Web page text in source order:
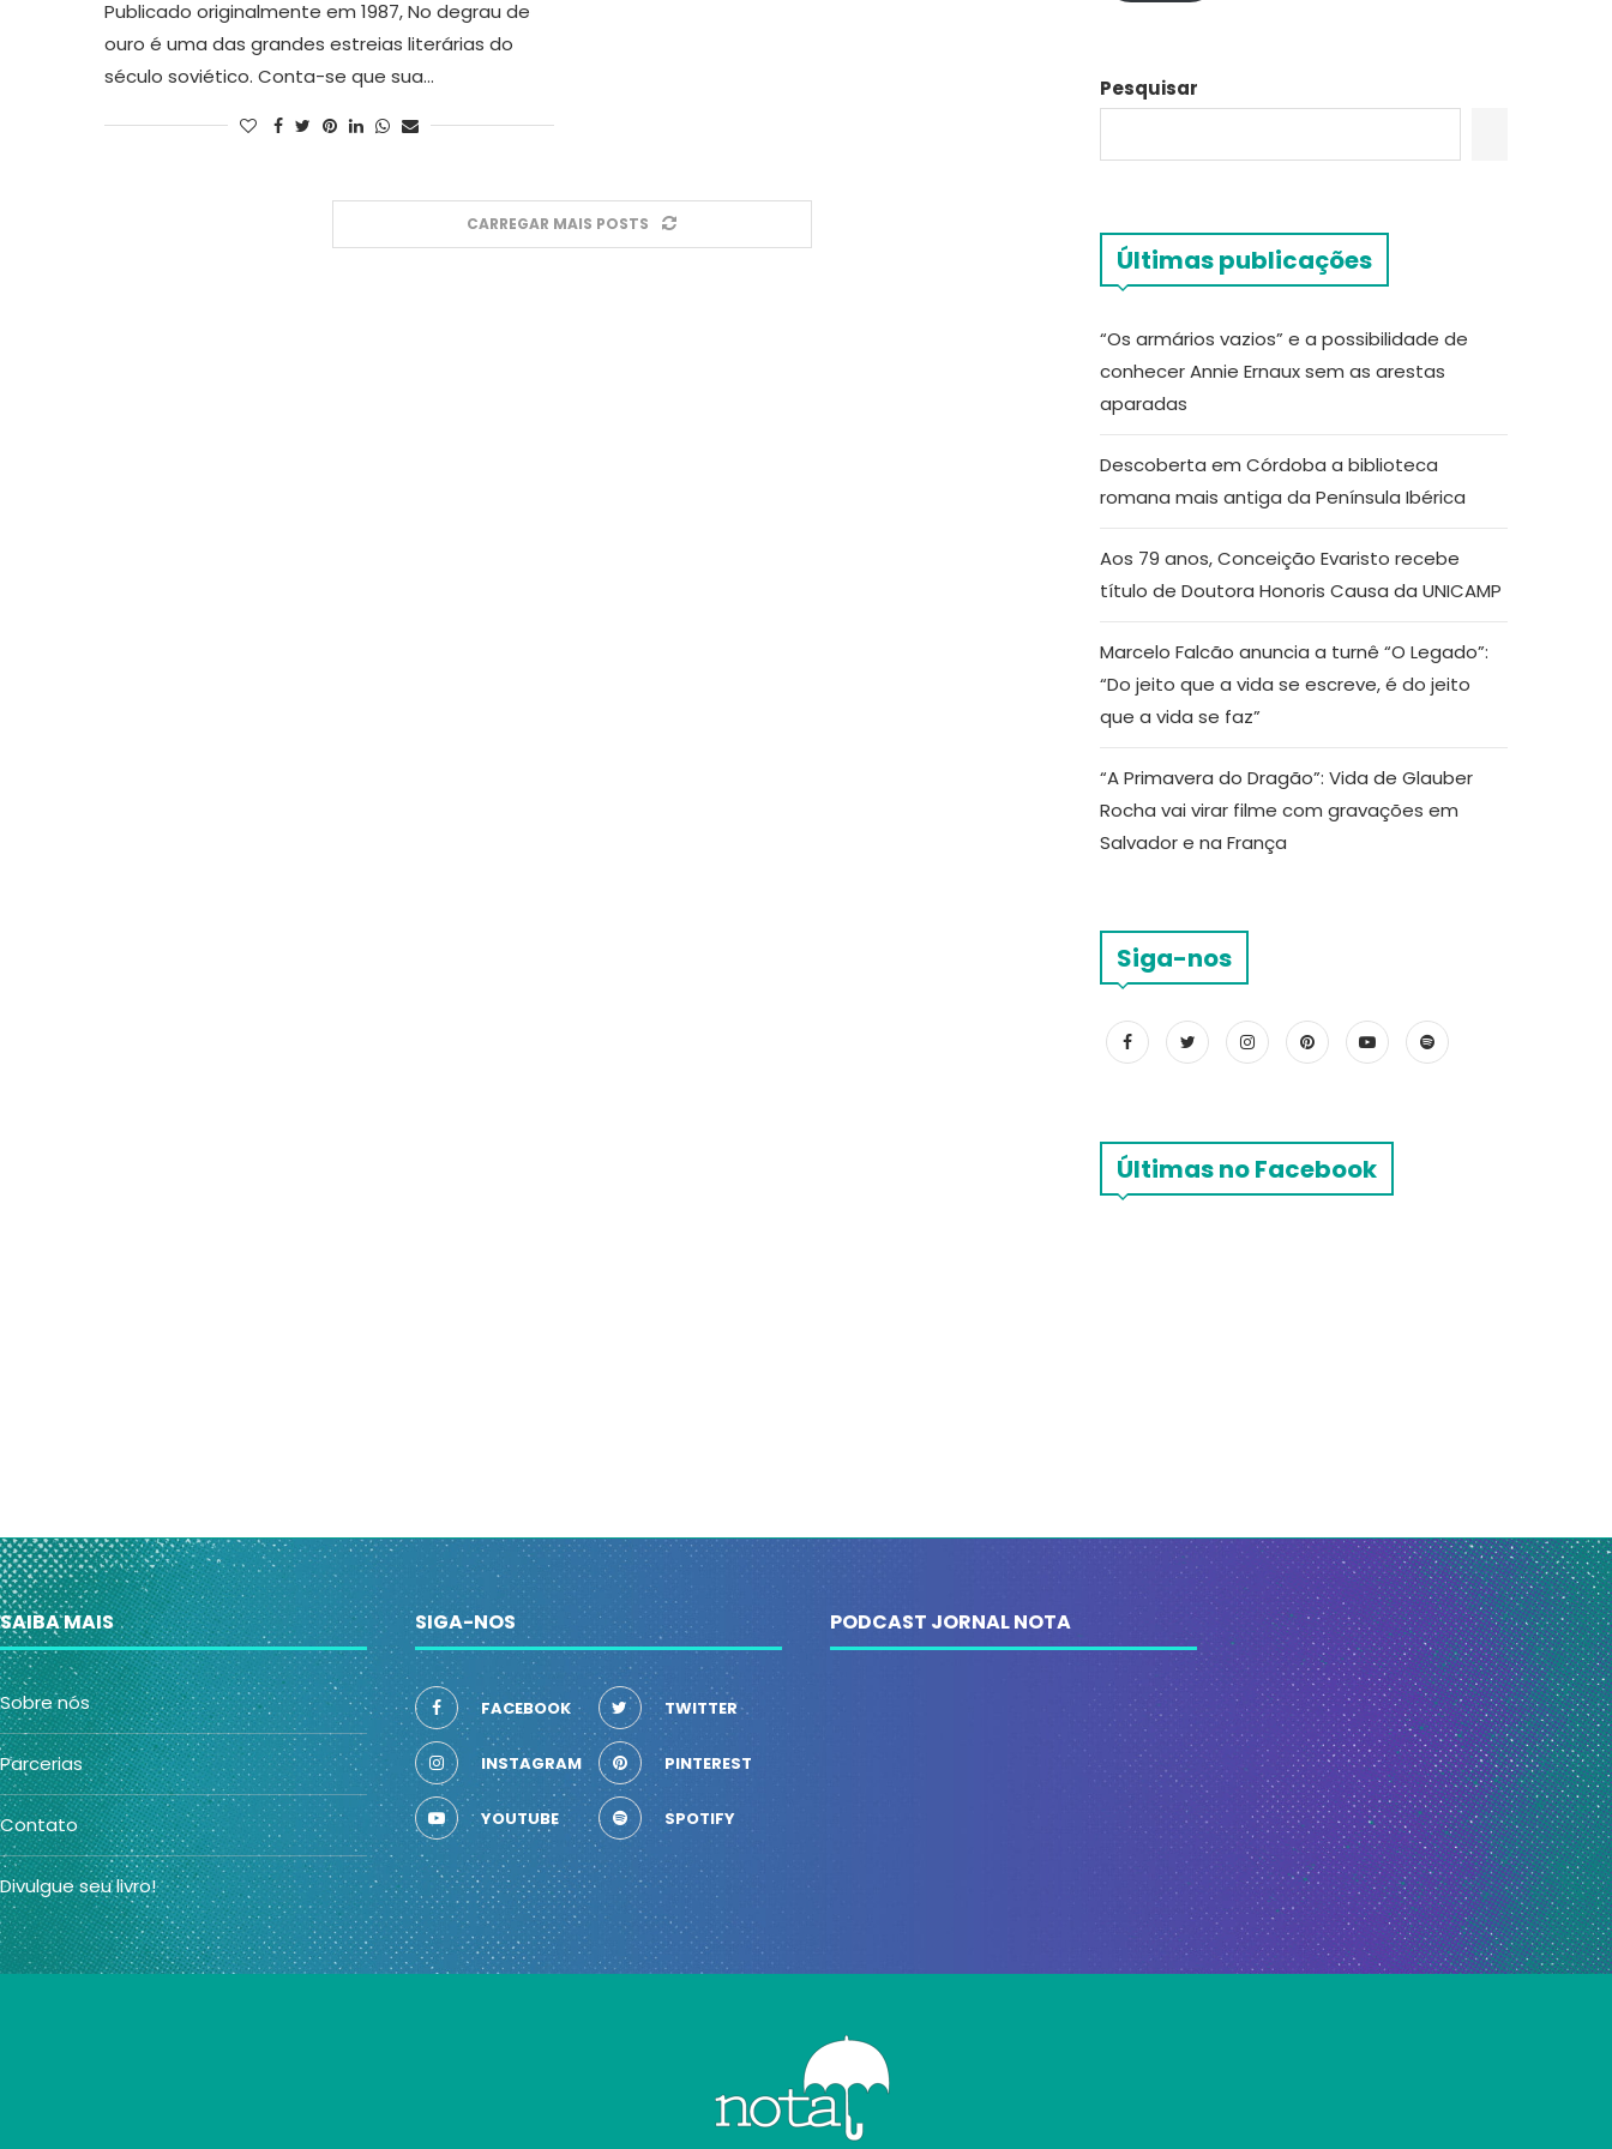
Publicado originalmente em 1987, No degrau de
ouro é uma das grandes estreias literárias do
século soviético. Conta-se que sua…
CARREGAR MAIS POSTS
Pesquisar
Últimas publicações
“Os armários vazios” e a possibilidade de
conhecer Annie Ernaux sem as arestas
aparadas
Descoberta em Córdoba a biblioteca
romana mais antiga da Península Ibérica
Aos 79 anos, Conceição Evaristo recebe
título de Doutora Honoris Causa da UNICAMP
Marcelo Falcão anuncia a turnê “O Legado”:
“Do jeito que a vida se escreve, é do jeito
que a vida se faz”
“A Primavera do Dragão”: Vida de Glauber
Rocha vai virar filme com gravações em
Salvador e na França
Siga-nos
Últimas no Facebook
SAIBA MAIS
Sobre nós
Parcerias
Contato
Divulgue seu livro!
SIGA-NOS
FACEBOOK TWITTER
INSTAGRAM PINTEREST
YOUTUBE SPOTIFY
PODCAST JORNAL NOTA